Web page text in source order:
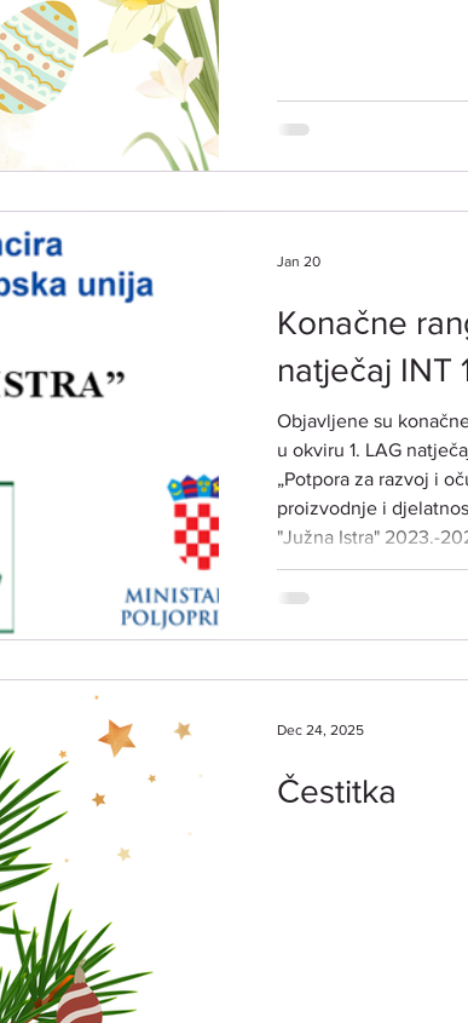
Konačne
natječaj INT
Objavljene su
u okviru 1. LAG natječaja za provedbu intervencije
„Potpora za razvoj i
proizvodnje i
"Južna Istra" 2023.-
2025. godine (ref.
Jan 20
Čestitka
Dec 24, 2025